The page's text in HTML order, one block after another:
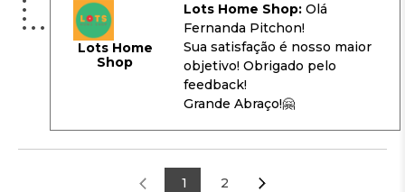
Lots Home
Shop
Lots Home Shop: Olá
Fernanda Pitchon!
Sua satisfação é nosso maior
objetivo! Obrigado pelo
feedback!
Grande Abraço!🤗
1 2